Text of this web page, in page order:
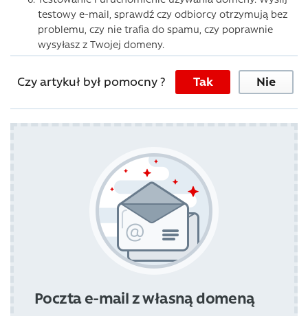
testowy e-mail, sprawdź czy odbiorcy otrzymują bez
problemu, czy nie trafia do spamu, czy poprawnie
wysyłasz z Twojej domeny.
Czy artykuł był pomocny ? Tak Nie
Poczta e-mail z własną domeną